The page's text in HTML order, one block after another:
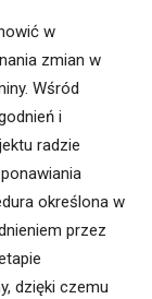
w
zmian w
Wśród
i
radzie
określona w
przez
dzięki czemu